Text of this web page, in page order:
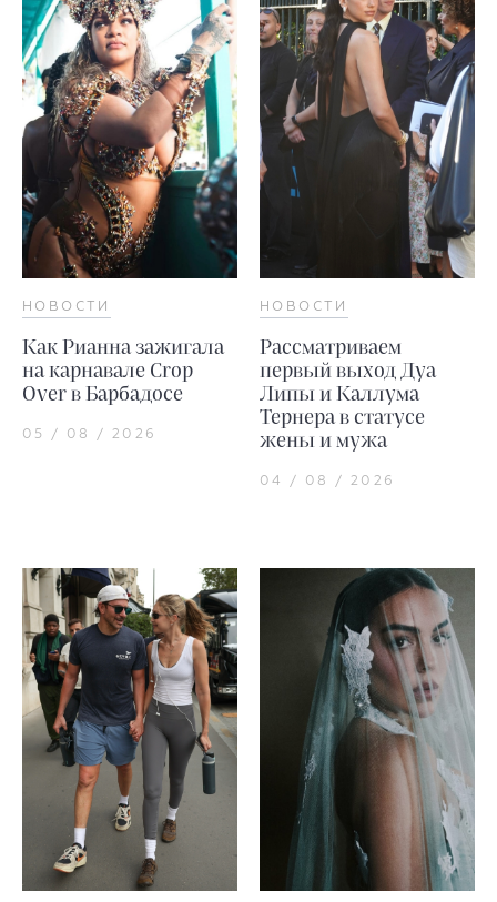
НОВОСТИ
Как Рианна зажигала
на карнавале Crop
Over в Барбадосе
05 / 08 / 2026
НОВОСТИ
Рассматриваем
первый выход Дуа
Липы и Каллума
Тернера в статусе
жены и мужа
04 / 08 / 2026